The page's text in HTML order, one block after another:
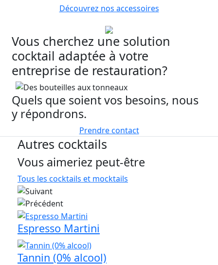
Découvrez nos accessoires
Vous cherchez une solution
cocktail adaptée à votre
entreprise de restauration?
Quels que soient vos besoins, nous
y répondrons.
Prendre contact
Autres cocktails
Vous aimeriez peut-être
Tous les cocktails et mocktails
Espresso Martini
Tannin (0% alcool)